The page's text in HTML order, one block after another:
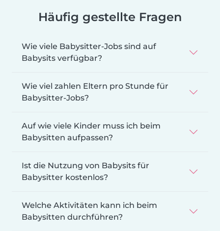
Häufig gestellte Fragen
Wie viele Babysitter-Jobs sind auf
Babysits verfügbar?
Wie viel zahlen Eltern pro Stunde für
Babysitter-Jobs?
Auf wie viele Kinder muss ich beim
Babysitten aufpassen?
Ist die Nutzung von Babysits für
Babysitter kostenlos?
Welche Aktivitäten kann ich beim
Babysitten durchführen?